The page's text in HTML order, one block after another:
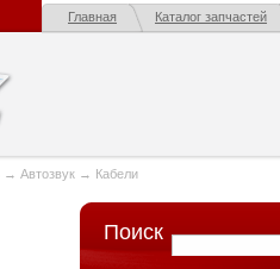
Главная Каталог запчастей
→ Автозвук → Кабели
Поиск